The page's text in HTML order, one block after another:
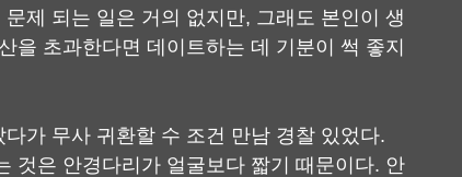
제 되는 일은 거의 없지만, 그래도 본인이 생
을 초과한다면 데이트하는 데 기분이 썩 좋지
가 무사 귀환할 수 조건 만남 경찰 있었다.
것은 안경다리가 얼굴보다 짧기 때문이다. 안